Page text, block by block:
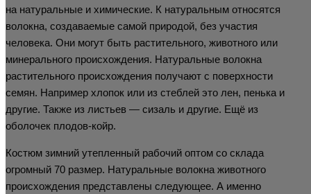
на натуральные и химические. К натуральным относятся
волокна, создаваемые самой природой, без участия
человека. Они могут быть растительного, животного или
минерального происхождения. Натуральные волокна
растительного происхождения получают с поверхности
семян. Например хлопок или из стеблей это лен, пенька и
другие. Также из листьев — сизаль и другие. Ещё из
оболочек плодов-койр.
Костюм зимний утепленный рабочий оптом со склада
огромный 70 размер. Натуральные волокна животного
происхождения представлены следующее. А именно